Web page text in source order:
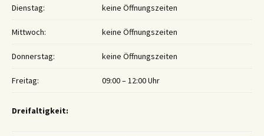
Dienstag: keine Öffnungszeiten
Mittwoch: keine Öffnungszeiten
Donnerstag: keine Öffnungszeiten
Freitag: 09:00 – 12:00 Uhr
Dreifaltigkeit: